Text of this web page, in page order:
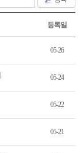
등록일
05-26
05-24
05-22
05-21